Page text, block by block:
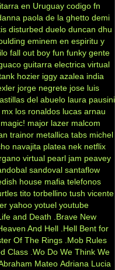
en Uruguay codigo fn
paola de la ghetto demi
disturbed duelo duncan dhu
eminem en espiritu y
fall out boy fun funky gente
guitarra electrica virtual
hozier iggy azalea india
jorge negrete jose luis
del abuelo laura pausini
mx los ronaldos lucas arnau
magic! major lazer malcom
trainor metallica tabs michel
navajita platea nek netflix
virtual pearl jam peavey
sandoval santaflow
house mafia telefonos
tito torbellino tush vicente
yahoo yotuel youtube
and Death .Brave New
And Hell .Hell Bent for
Of The Rings .Mob Rules
Class .Wo Do We Think We
Mateo Adriana Lucia